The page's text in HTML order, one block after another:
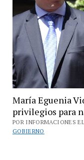
María Eguenia
privilegios para
POR INFORMACIONES
GOBIERNO